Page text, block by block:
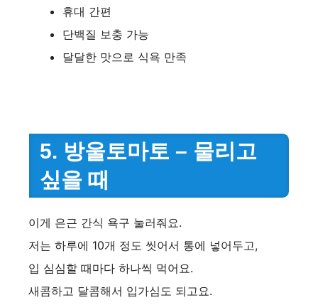
휴대 간편
단백질 보충 가능
달달한 맛으로 식욕 만족
5. 방울토마토 – 물리고
싶을 때
이게 은근 간식 욕구 눌러줘요.
저는 하루에 10개 정도 씻어서 통에 넣어두고,
입 심심할 때마다 하나씩 먹어요.
새콤하고 달콤해서 입가심도 되고요.